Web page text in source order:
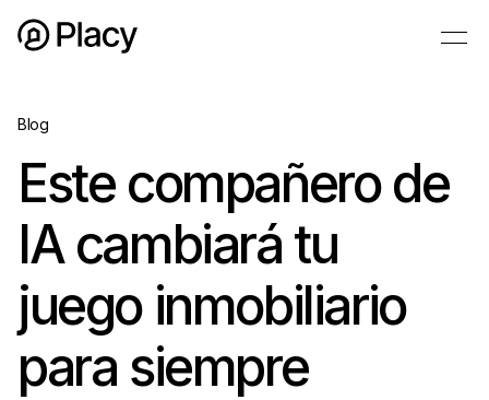
Blog
Este compañero de
IA cambiará tu
juego inmobiliario
para siempre